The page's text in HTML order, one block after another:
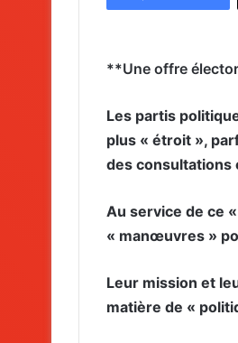
**Une offre
Les partis
plus « étroit »,
des consultations
Au service de ce
« manœuvres »
Leur mission et
matière de «